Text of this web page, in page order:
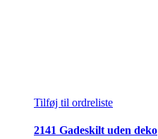
Tilføj til ordreliste
2141 Gadeskilt uden deko